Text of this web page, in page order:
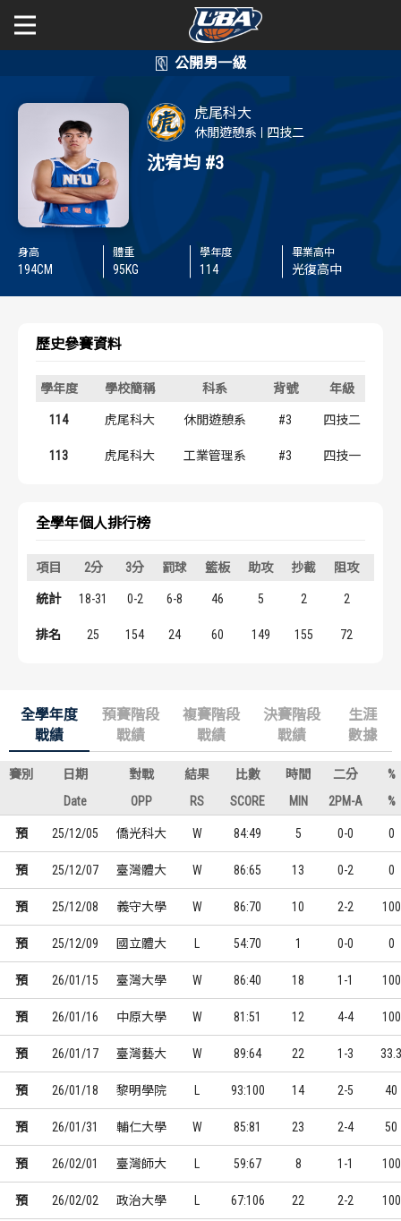
公開男一級 賽事資訊
賽程表
戰績排行
球隊資訊
歷屆冠軍
歷屆個人獎得主
公開女一級
賽事資訊
賽程表
戰績排行
球隊資訊
歷屆冠軍
歷屆個人獎得主
二級與一般組
新聞
虎尾科大
休閒遊憩系 四技二
沈宥均 #3
身高
194CM
體重
95KG
學年度
114
畢業高中
光復高中
歷史參賽資料
學年度 學校簡稱 科系 背號 年級
114 虎尾科大 休閒遊憩系 #3 四技二
113 虎尾科大 工業管理系 #3 四技一
全學年個人排行榜
項目 2分 3分 罰球 籃板 助攻 抄截 阻攻
統計 18-31 0-2 6-8 46 5 2 2
排名 25 154 24 60 149 155 72
全學年度
戰績
預賽階段
戰績
複賽階段
戰績
決賽階段
戰績
生涯
數據
賽別 日期 對戰 結果 比數 時間 二分
%
Date
OPP RS SCORE MIN 2PM-A %
預 25/12/05 僑光科大 W 84:49 5 0-0 0
預 25/12/07 臺灣體大 W 86:65 13 0-2 0
預 25/12/08 義守大學 W 86:70 10 2-2 100
預 25/12/09 國立體大 54:70 1 0-0 0
預 26/01/15 臺灣大學 W 86:40 18 1-1 100
預 26/01/16 中原大學 W 81:51 12 4-4 100
預 26/01/17 臺灣藝大 W 89:64 22 1-3 33.3
預 26/01/18 黎明學院 93:100 14 2-5 40
預 26/01/31 輔仁大學 W 85:81 23 2-4 50
預 26/02/01 臺灣師大 59:67 8 1-1 100
預 26/02/02 政治大學 67:106 22 2-2 100